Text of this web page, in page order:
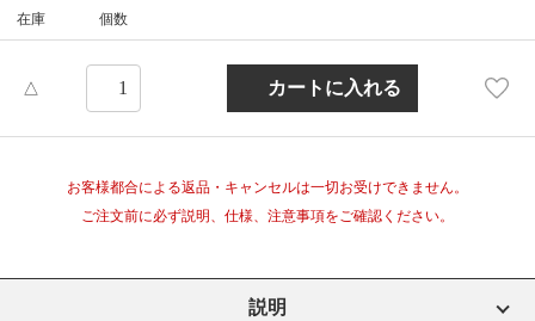
在庫 個数
△
お客様都合による返品・キャンセルは一切お受けできません。
ご注文前に必ず説明、仕様、注意事項をご確認ください。
説明